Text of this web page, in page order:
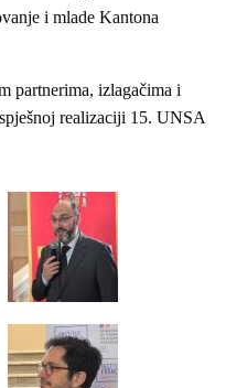
i mlade Kantona
partnerima, izlagačima i
realizaciji 15. UNSA